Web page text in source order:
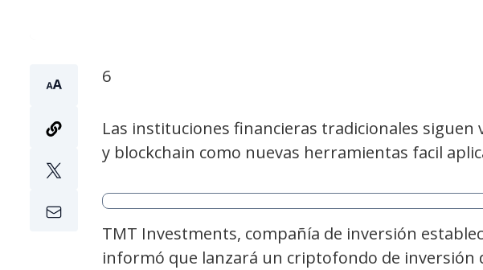
6
Las instituciones financieras tradicionales siguen
y blockchain como nuevas herramientas facil
TMT Investments, compañía de inversión
informó que lanzará un criptofondo de inversión